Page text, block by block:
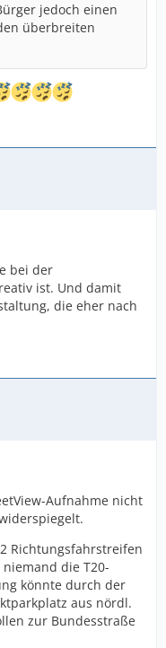
jedoch einen
überbreiten
bei der
ist. Und damit
die eher nach
Aufnahme nicht
Richtungsfahrstreifen
die T20-
könnte durch der
aus nördl.
zur Bundesstraße